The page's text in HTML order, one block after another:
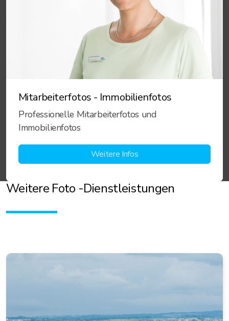
Mitarbeiterfotos - Immobilienfotos
Professionelle Mitarbeiterfotos und
Immobilienfotos
Weitere Infos
Weitere Foto -Dienstleistungen